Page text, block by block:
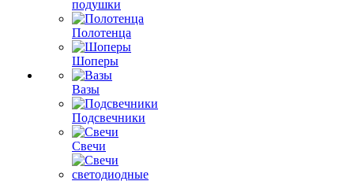
подушки
Полотенца
Шоперы
Вазы
Подсвечники
Свечи